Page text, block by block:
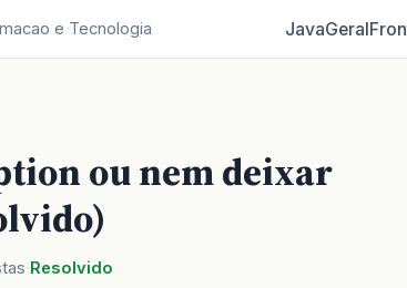
e Tecnologia JavaGeral
ou nem deixar
Resolvido